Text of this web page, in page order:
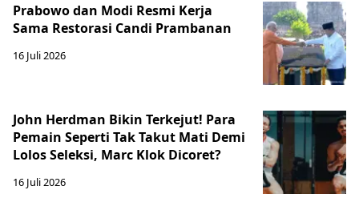
Prabowo dan Modi Resmi Kerja
Sama Restorasi Candi Prambanan
16 Juli 2026
John Herdman Bikin Terkejut! Para
Pemain Seperti Tak Takut Mati Demi
Lolos Seleksi, Marc Klok Dicoret?
16 Juli 2026